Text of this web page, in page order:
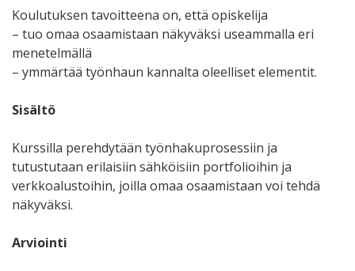
Koulutuksen tavoitteena on, että opiskelija
– tuo omaa osaamistaan näkyväksi useammalla eri
menetelmällä
– ymmärtää työnhaun kannalta oleelliset elementit.
Sisältö
Kurssilla perehdytään työnhakuprosessiin ja
tutustutaan erilaisiin sähköisiin portfolioihin ja
verkkoalustoihin, joilla omaa osaamistaan voi tehdä
näkyväksi.
Arviointi